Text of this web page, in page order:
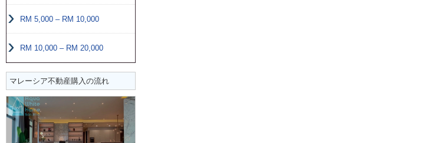
RM 5,000 – RM 10,000
RM 10,000 – RM 20,000
マレーシア不動産購入の流れ